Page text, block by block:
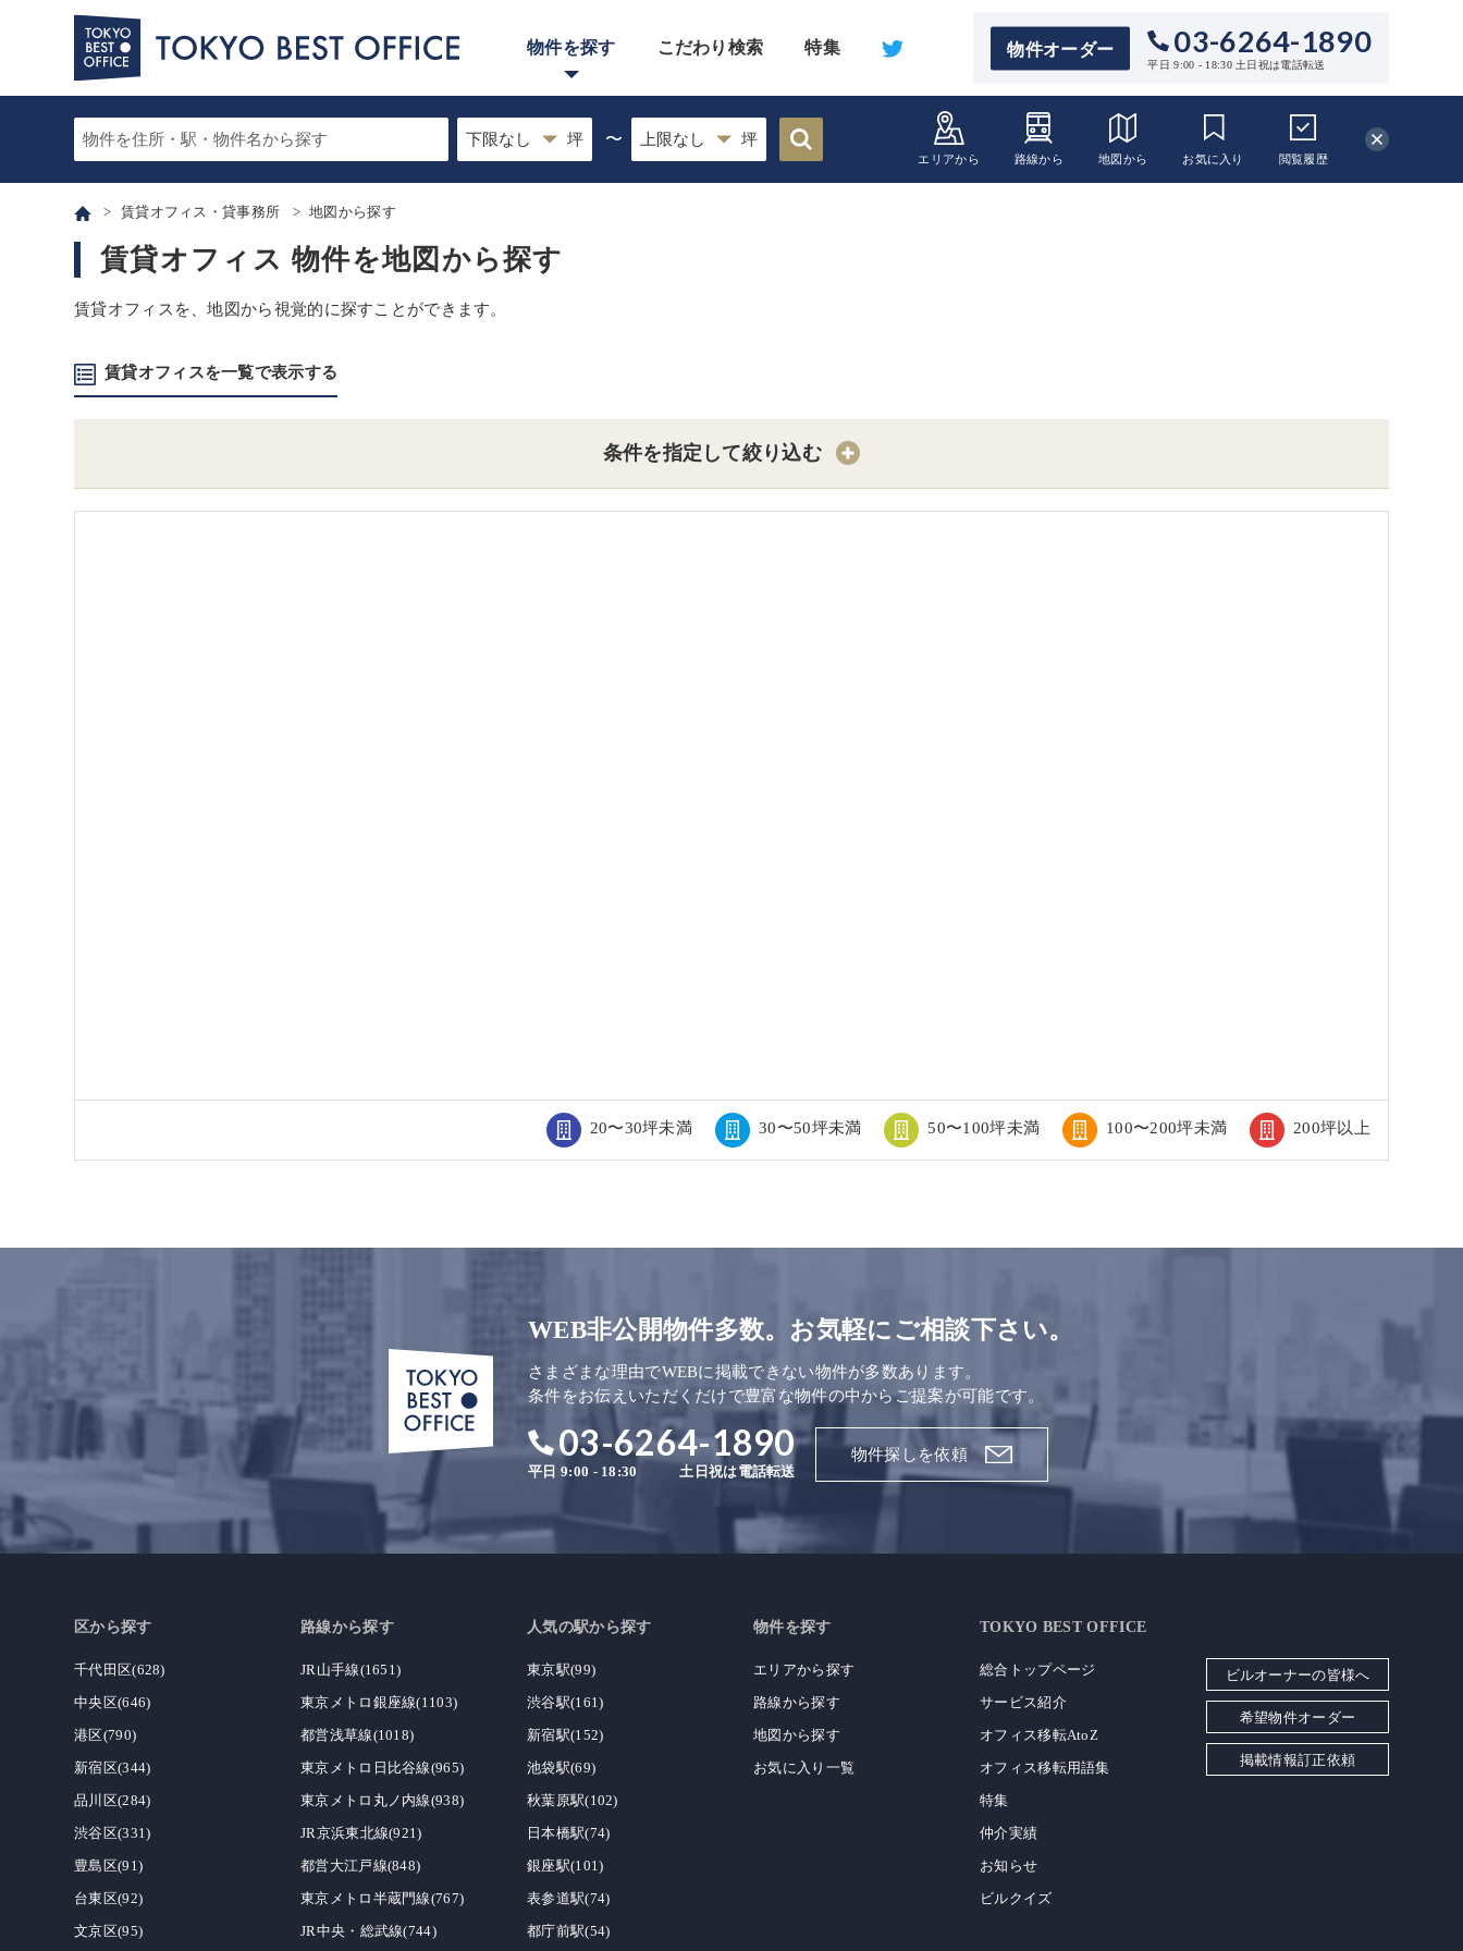
物件オーダー 03-6264-1890
平日 9:00 - 18:30 土日祝は電話転送
物件を探す こだわり検索 特集
エリアから 路線から 地図から お気に入り 閲覧履歴
〜
賃貸オフィス・貸事務所 地図から探す
賃貸オフィス 物件を地図から探す
賃貸オフィスを、地図から視覚的に探すことができます。
賃貸オフィスを一覧で表示する
条件を指定して絞り込む
20〜30坪未満 30〜50坪未満 50〜100坪未満 100〜200坪未満 200坪以上
WEB非公開物件多数。お気軽にご相談下さい。
さまざまな理由でWEBに掲載できない物件が多数あります。
条件をお伝えいただくだけで豊富な物件の中からご提案が可能です。
03-6264-1890
平日 9:00 - 18:30 土日祝は電話転送
物件探しを依頼
区から探す
千代田区(628)
中央区(646)
港区(790)
新宿区(344)
品川区(284)
渋谷区(331)
豊島区(91)
台東区(92)
文京区(95)
路線から探す
JR山手線(1651)
東京メトロ銀座線(1103)
都営浅草線(1018)
東京メトロ日比谷線(965)
東京メトロ丸ノ内線(938)
JR京浜東北線(921)
都営大江戸線(848)
東京メトロ半蔵門線(767)
JR中央・総武線(744)
人気の駅から探す
東京駅(99)
渋谷駅(161)
新宿駅(152)
池袋駅(69)
秋葉原駅(102)
日本橋駅(74)
銀座駅(101)
表参道駅(74)
都庁前駅(54)
物件を探す
エリアから探す
路線から探す
地図から探す
お気に入り一覧
TOKYO BEST OFFICE
総合トップページ
サービス紹介
オフィス移転AtoZ
オフィス移転用語集
特集
仲介実績
お知らせ
ビルクイズ
ビルオーナーの皆様へ
希望物件オーダー
掲載情報訂正依頼